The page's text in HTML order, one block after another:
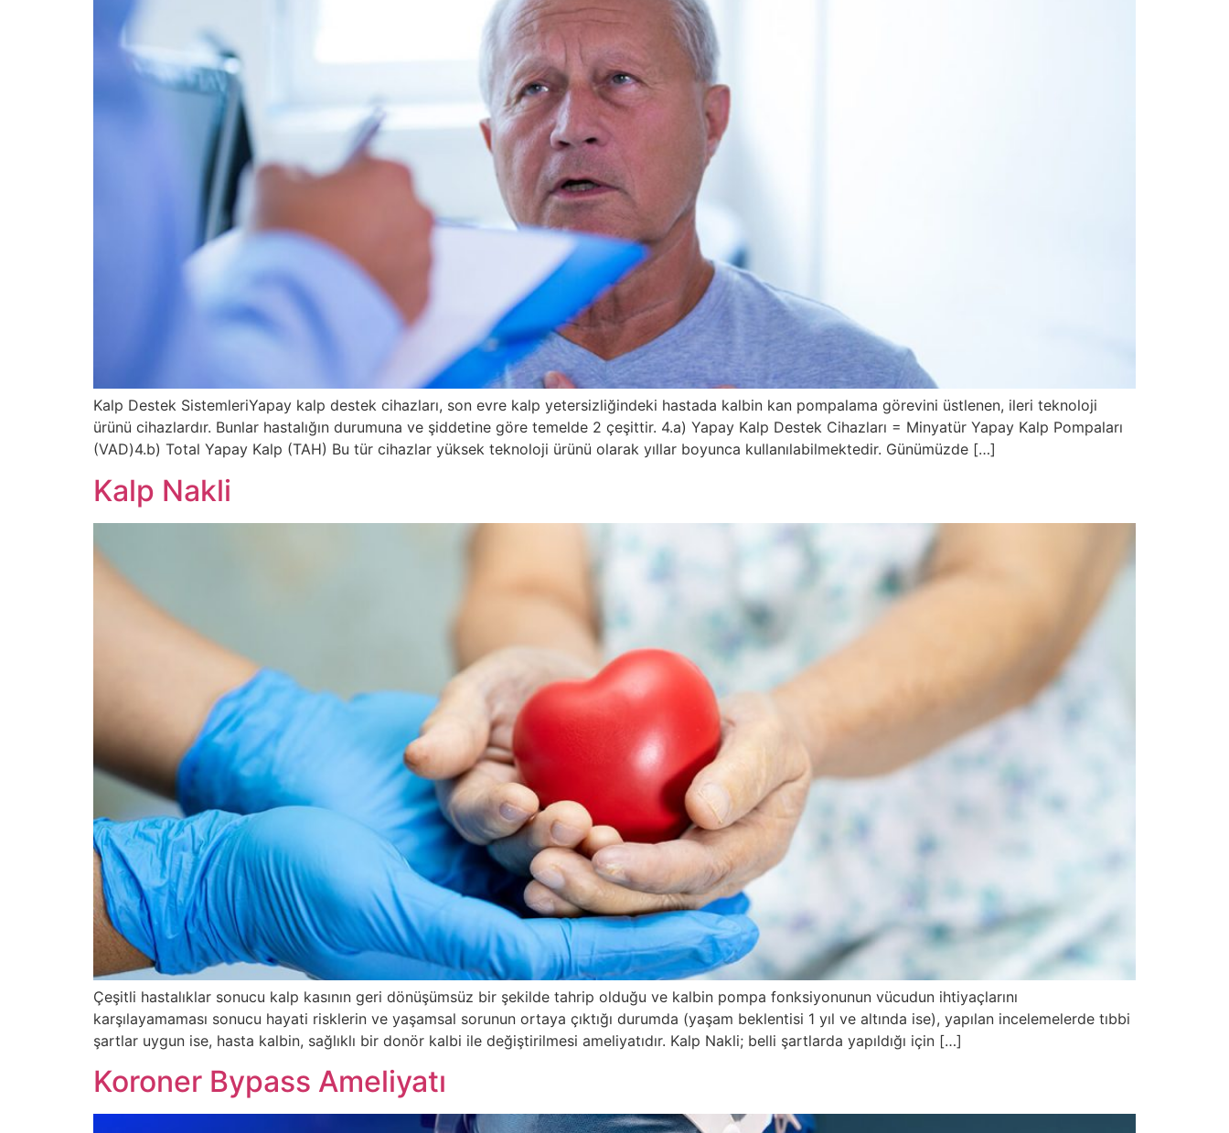
Kalp Destek SistemleriYapay kalp destek cihazları, son evre kalp yetersizliğindeki hastada kalbin kan pompalama görevini üstlenen, ileri teknoloji
ürünü cihazlardır. Bunlar hastalığın durumuna ve şiddetine göre temelde 2 çeşittir. 4.a) Yapay Kalp Destek Cihazları = Minyatür Yapay Kalp Pompaları
(VAD)4.b) Total Yapay Kalp (TAH) Bu tür cihazlar yüksek teknoloji ürünü olarak yıllar boyunca kullanılabilmektedir. Günümüzde […]
Kalp Nakli
Çeşitli hastalıklar sonucu kalp kasının geri dönüşümsüz bir şekilde tahrip olduğu ve kalbin pompa fonksiyonunun vücudun ihtiyaçlarını
karşılayamaması sonucu hayati risklerin ve yaşamsal sorunun ortaya çıktığı durumda (yaşam beklentisi 1 yıl ve altında ise), yapılan incelemelerde tıbbi
şartlar uygun ise, hasta kalbin, sağlıklı bir donör kalbi ile değiştirilmesi ameliyatıdır. Kalp Nakli; belli şartlarda yapıldığı için […]
Koroner Bypass Ameliyatı